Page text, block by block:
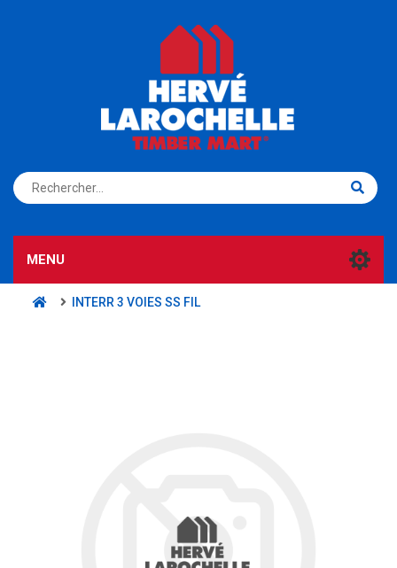
S'ENREGISTRER CONNEXION
MENU
INTERR 3 VOIES SS FIL